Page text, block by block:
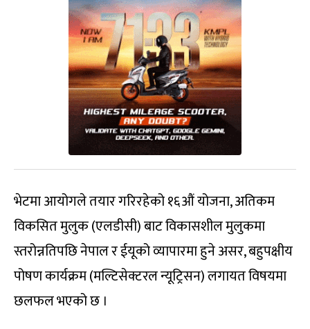
भेटमा आयोगले तयार गरिरहेको १६औं योजना, अतिकम
विकसित मुलुक (एलडीसी) बाट विकासशील मुलुकमा
स्तरोन्नतिपछि नेपाल र ईयूको व्यापारमा हुने असर, बहुपक्षीय
पोषण कार्यक्रम (मल्टिसेक्टरल न्यूट्रिसन) लगायत विषयमा
छलफल भएको छ ।